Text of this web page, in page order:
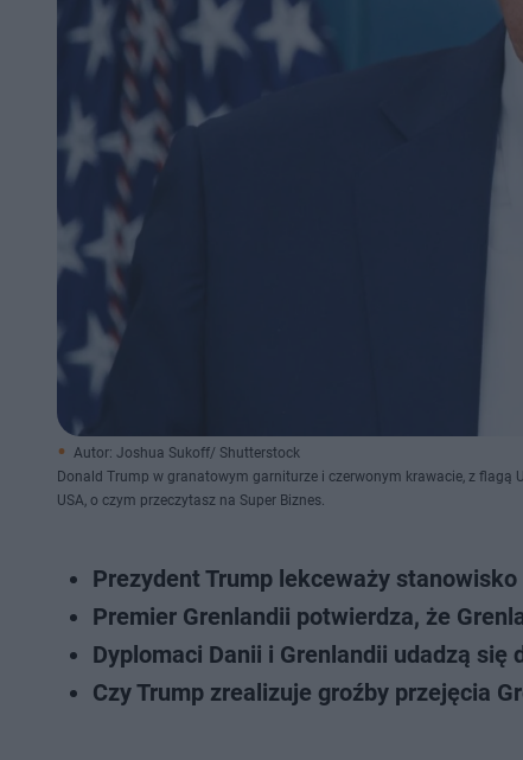
Autor: Joshua Sukoff/ Shutterstock
Donald Trump w granatowym garniturze i czerwonym krawacie, z
USA, o czym przeczytasz na Super Biznes.
Prezydent Trump lekceważy
Premier Grenlandii potwierdza, że
Dyplomaci Danii i Grenlandii udadzą się
Czy Trump zrealizuje groźby przejęcia